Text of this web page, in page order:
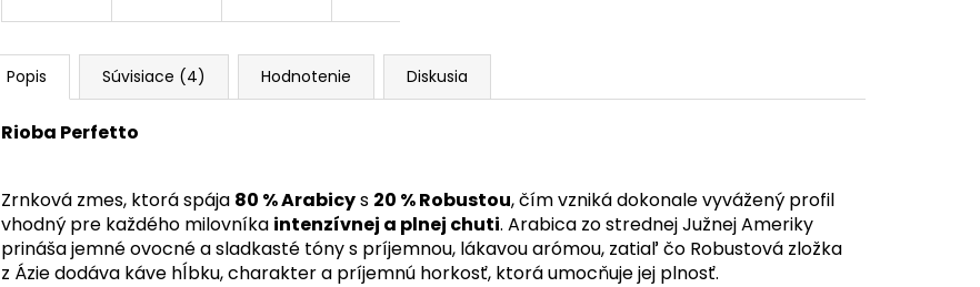
Popis Súvisiace (4) Hodnotenie Diskusia
Rioba Perfetto
Zrnková zmes, ktorá spája 80 % Arabicys 20 % Robustou, čím vzniká dokonale vyvážený profil
vhodný pre každého milovníka intenzívnej a plnej chuti. Arabica zo strednej Južnej Ameriky
prináša jemné ovocné a sladkasté tóny s príjemnou, lákavou arómou, zatiaľ čo Robustová zložka
z Ázie dodáva káve hĺbku, charakter a príjemnú horkosť, ktorá umocňuje jej plnosť.